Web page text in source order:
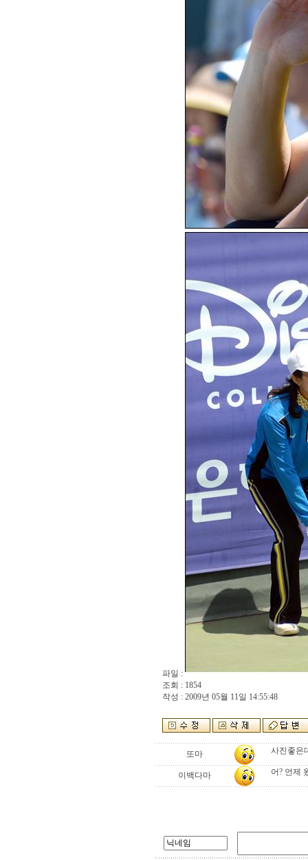
파일 :
조회 : 1854
작성 : 2009년 05월 11일 14:55:48
또마 사진좋은
이백다마 어? 언제